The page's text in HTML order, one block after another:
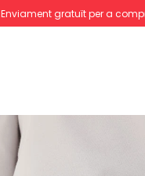
Enviament gratuït per a